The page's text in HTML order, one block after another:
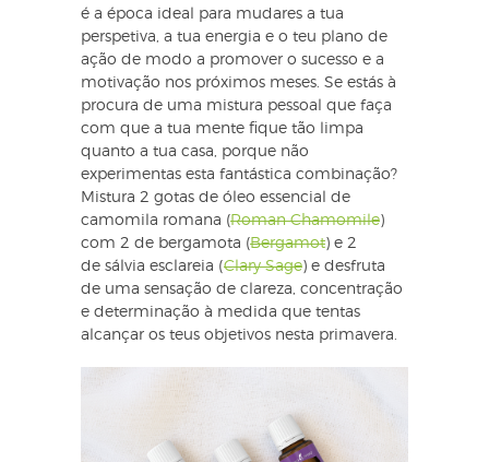
é a época ideal para mudares a tua
perspetiva, a tua energia e o teu plano de
ação de modo a promover o sucesso e a
motivação nos próximos meses. Se estás à
procura de uma mistura pessoal que faça
com que a tua mente fique tão limpa
quanto a tua casa, porque não
experimentas esta fantástica combinação?
Mistura 2 gotas de óleo essencial de
camomila romana (Roman Chamomile)
com 2 de bergamota (Bergamot) e 2
de sálvia esclareia (Clary Sage) e desfruta
de uma sensação de clareza, concentração
e determinação à medida que tentas
alcançar os teus objetivos nesta primavera.